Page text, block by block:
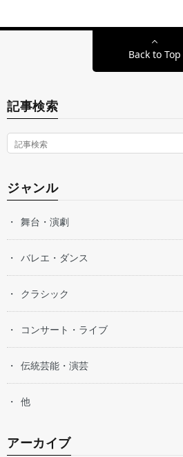
Back to Top
記事検索
ジャンル
舞台・演劇
バレエ・ダンス
クラシック
コンサート・ライブ
伝統芸能・演芸
他
アーカイブ